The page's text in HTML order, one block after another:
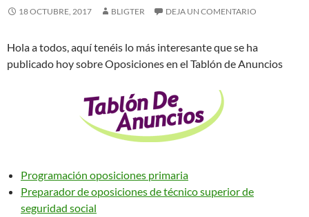
18 OCTUBRE, 2017 BLIGTER DEJA UN COMENTARIO
Hola a todos, aquí tenéis lo más interesante que se ha
publicado hoy sobre Oposiciones en el Tablón de Anuncios
Programación oposiciones primaria
Preparador de oposiciones de técnico superior de
seguridad social